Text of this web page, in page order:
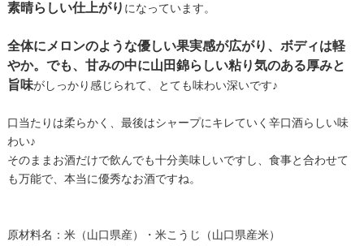
素晴らしい仕上がり になっています。
全体にメロンのような優しい果実感が広がり、ボディは軽
やか。でも、甘みの中に山田錦らしい粘り気のある厚みと
旨味がしっかり感じられて、とても味わい深いです♪
口当たりは柔らかく、最後はシャープにキレていく辛口酒らしい味
わい♪
そのままお酒だけで飲んでも十分美味しいですし、食事と合わせて
も万能で、本当に優秀なお酒ですね。
原材料名：米（山口県産）・米こうじ（山口県産米）